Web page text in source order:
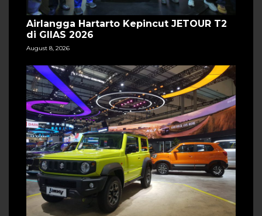
Airlangga Hartarto Kepincut JETOUR T2
di GIIAS 2026
August 8, 2026